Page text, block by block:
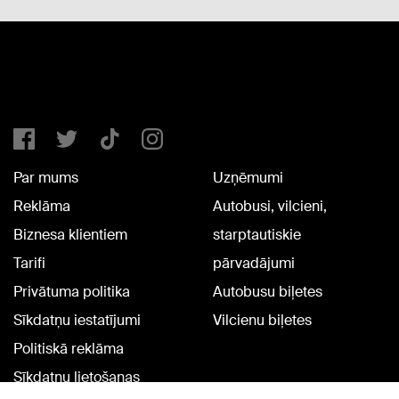
Par mums
Reklāma
Biznesa klientiem
Tarifi
Privātuma politika
Sīkdatņu iestatījumi
Politiskā reklāma
Sīkdatņu lietošanas
Uzņēmumi
Autobusi, vilcieni,
starptautiskie
pārvadājumi
Autobusu biļetes
Vilcienu biļetes